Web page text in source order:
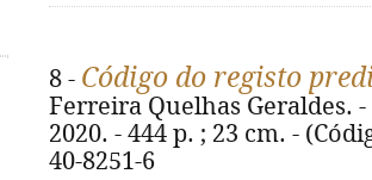
8 - Código do registo
Ferreira Quelhas Geraldes.
2020. - 444 p. ; 23 cm. -
40-8251-6